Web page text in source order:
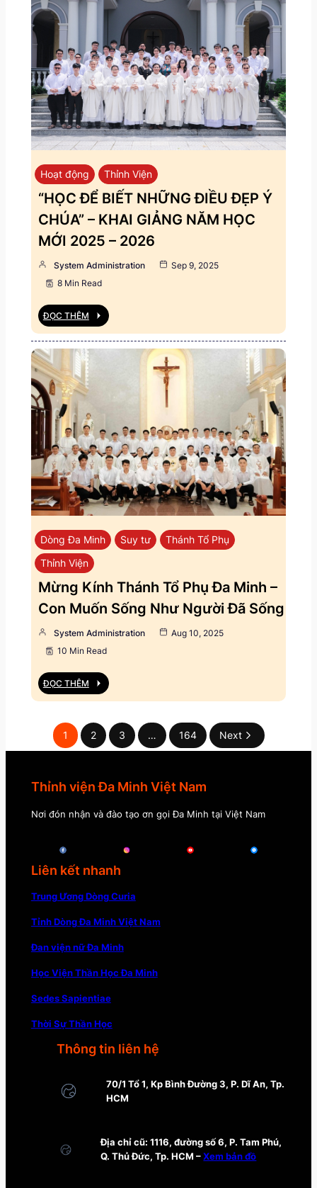
Hoạt động Thỉnh Viện
“HỌC ĐỂ BIẾT NHỮNG ĐIỀU ĐẸP Ý
CHÚA” – KHAI GIẢNG NĂM HỌC
MỚI 2025 – 2026
System Administration
Sep 9, 2025
8 Min Read
ĐỌC THÊM
Dòng Đa Minh Suy tư
Thánh Tổ Phụ
Thỉnh Viện
Mừng Kính Thánh Tổ Phụ Đa Minh –
Con Muốn Sống Như Người Đã Sống
System Administration
Aug 10, 2025
10 Min Read
ĐỌC THÊM
1 2 3 … 164 Next
Thỉnh viện Đa Minh Việt Nam
Nơi đón nhận và đào tạo ơn gọi Đa Minh tại Việt Nam
Liên kết nhanh
Trung Ương Dòng Curia
Tỉnh Dòng Đa Minh Việt Nam
Đan viện nữ Đa Minh
Học Viện Thần Học Đa Minh
Sedes Sapientiae
Thời Sự Thần Học
Thông tin liên hệ
70/1 Tổ 1, Kp Bình Đường 3, P. Dĩ An, Tp.
HCM
Địa chỉ cũ: 1116, đường số 6, P. Tam Phú,
Q. Thủ Đức, Tp. HCM –Xem bản đồ